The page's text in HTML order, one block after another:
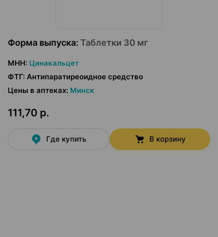
Форма выпуска: Таблетки 30 мг
МНН: Цинакальцет
ФТГ: Антипаратиреоидное средство
Цены в аптеках: Минск
111,70 р.
Где купить В корзину